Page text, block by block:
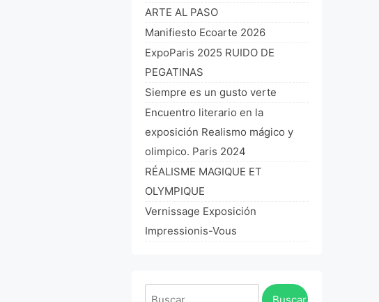
ARTE AL PASO
Manifiesto Ecoarte 2026
ExpoParis 2025 RUIDO DE
PEGATINAS
Siempre es un gusto verte
Encuentro literario en la
exposición Realismo mágico y
olimpico. Paris 2024
RÉALISME MAGIQUE ET
OLYMPIQUE
Vernissage Exposición
Impressionis-Vous
Buscar: